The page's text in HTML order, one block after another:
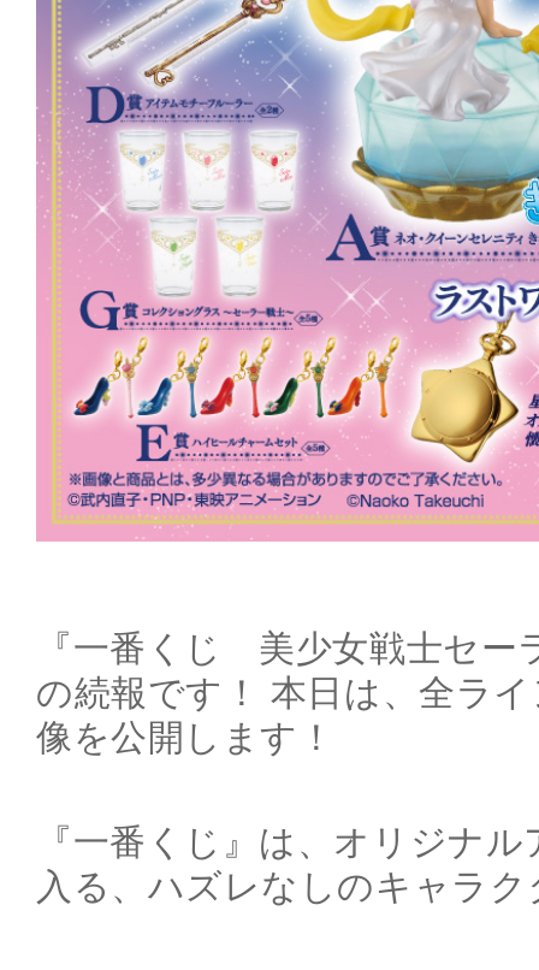
『一番くじ 美少女戦士セー
の続報です！ 本日は、全ラ
像を公開します！
『一番くじ』は、オリジナ
入る、ハズレなしのキャラ